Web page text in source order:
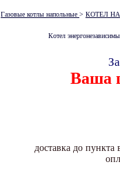
Газовые котлы напольные > КОТЕЛ
Котел
Ваша
доставка до